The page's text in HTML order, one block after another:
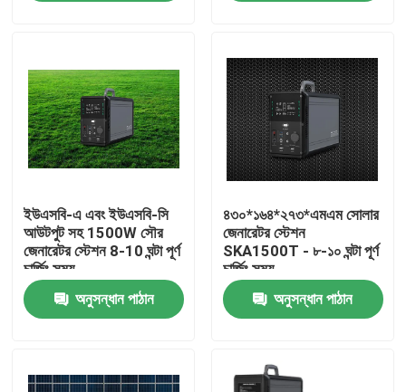
পণ্য
আমাদের সম্পর্কে
কারখানা ভ্রমণ
মান নিয়ন্ত্রণ
আমাদের সাথে যোগাযোগ করুন
খবর
ইউএসবি-এ এবং ইউএসবি-সি
আউটপুট সহ 1500W সৌর
জেনারেটর স্টেশন 8-10 ঘন্টা পূর্ণ
চার্জিং সময়
অনুসন্ধান পাঠান
৪৩০*১৬৪*২৭৩*এমএম সোলার
জেনারেটর স্টেশন
SKA1500T - ৮-১০ ঘন্টা পূর্ণ
চার্জিং সময়
অনুসন্ধান পাঠান